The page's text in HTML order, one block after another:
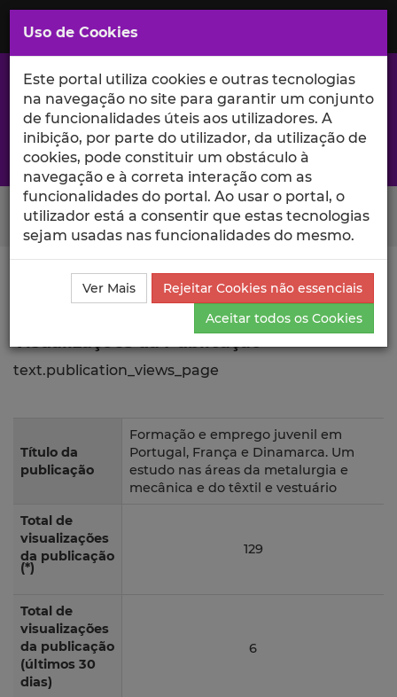
Saltar
para
Conteúdo
Principal
A excelência da investigação e ciência no Iscte
Search Button
Ciência_Iscte Publicações
Descrição Detalhada da
Publicação
Visualizações
text.publication_views_page
Título da
publicação
Formação e emprego juvenil em
Portugal, França e Dinamarca. Um
estudo nas áreas da metalurgia e
mecânica e do têxtil e vestuário
Total de
visualizações
da publicação
(*)
129
Total de
visualizações
da publicação
(últimos 30
dias)
6
Uso de Cookies
Este portal utiliza cookies e outras tecnologias
na navegação no site para garantir um conjunto
de funcionalidades úteis aos utilizadores. A
inibição, por parte do utilizador, da utilização de
cookies, pode constituir um obstáculo à
navegação e à correta interação com as
funcionalidades do portal. Ao usar o portal, o
utilizador está a consentir que estas tecnologias
sejam usadas nas funcionalidades do mesmo.
Ver Mais
Rejeitar Cookies não essenciais
Aceitar todos os Cookies